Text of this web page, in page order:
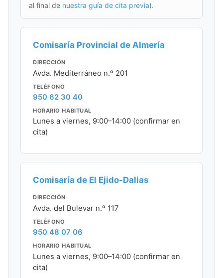
al final de nuestra guía de cita previa).
Comisaría Provincial de Almería
DIRECCIÓN
Avda. Mediterráneo n.º 201
TELÉFONO
950 62 30 40
HORARIO HABITUAL
Lunes a viernes, 9:00–14:00 (confirmar en
cita)
Comisaría de El Ejido-Dalias
DIRECCIÓN
Avda. del Bulevar n.º 117
TELÉFONO
950 48 07 06
HORARIO HABITUAL
Lunes a viernes, 9:00–14:00 (confirmar en
cita)